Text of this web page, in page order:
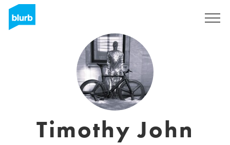
Timothy John